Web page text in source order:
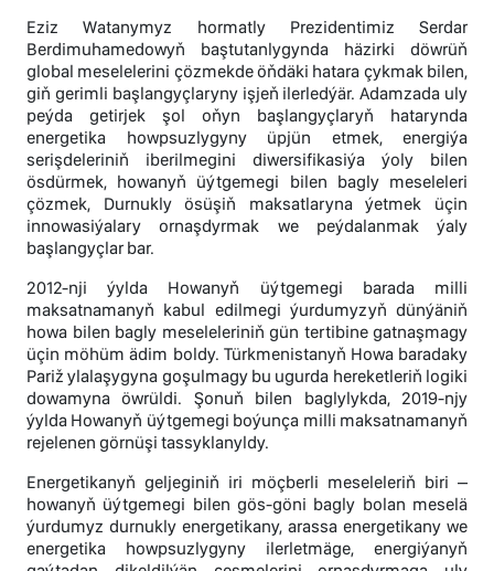
Eziz Watanymyz hormatly Prezidentimiz Serdar
Berdimuhamedowyň baştutanlygynda häzirki döwrüň
global meselelerini çözmekde öňdäki hatara çykmak bilen,
giň gerimli başlangyçlaryny işjeň ilerledýär. Adamzada uly
peýda getirjek şol oňyn başlangyçlaryň hatarynda
energetika howpsuzlygyny üpjün etmek, energiýa
serişdeleriniň iberilmegini diwersifikasiýa ýoly bilen
ösdürmek, howanyň üýtgemegi bilen bagly meseleleri
çözmek, Durnukly ösüşiň maksatlaryna ýetmek üçin
innowasiýalary ornaşdyrmak we peýdalanmak ýaly
başlangyçlar bar.
2012-nji ýylda Howanyň üýtgemegi barada milli
maksatnamanyň kabul edilmegi ýurdumyzyň dünýäniň
howa bilen bagly meseleleriniň gün tertibine gatnaşmagy
üçin möhüm ädim boldy. Türkmenistanyň Howa baradaky
Pariž ylalaşygyna goşulmagy bu ugurda hereketleriň logiki
dowamyna öwrüldi. Şonuň bilen baglylykda, 2019-njy
ýylda Howanyň üýtgemegi boýunça milli maksatnamanyň
rejelenen görnüşi tassyklanyldy.
Energetikanyň geljeginiň iri möçberli meseleleriň biri –
howanyň üýtgemegi bilen gös-göni bagly bolan meselä
ýurdumyz durnukly energetikany, arassa energetikany we
energetika howpsuzlygyny ilerletmäge, energiýanyň